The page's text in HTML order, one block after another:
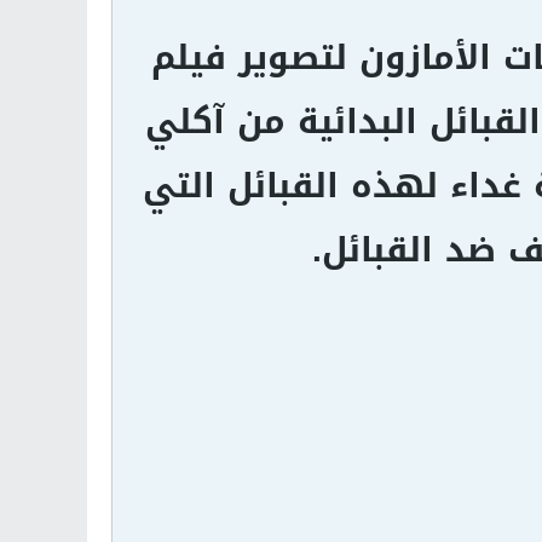
لتصوير فيلم
البدائية من آكلي
لهذه القبائل التي
ضد القبائل.